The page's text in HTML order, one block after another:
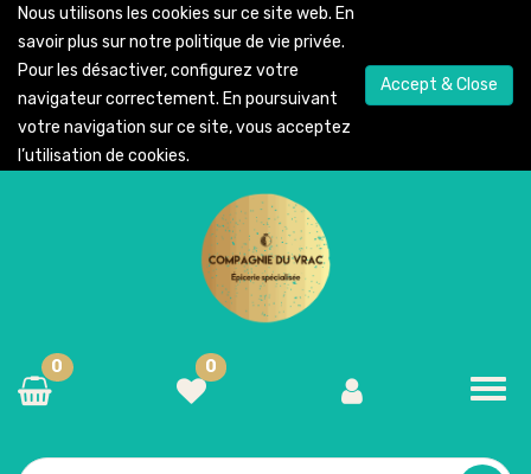
Nous utilisons les cookies sur ce site web. En
savoir plus sur notre politique de vie privée.
Pour les désactiver, configurez votre
navigateur correctement. En poursuivant
votre navigation sur ce site, vous acceptez
l’utilisation de cookies.
Accept & Close
0
0